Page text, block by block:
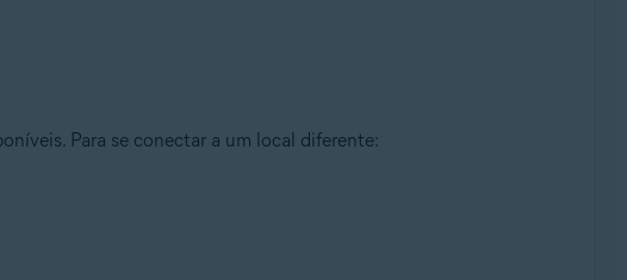
Para se conectar a um local diferente: